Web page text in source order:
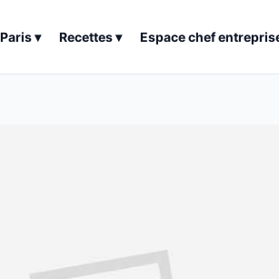
Paris▾ Recettes▾ Espace chef